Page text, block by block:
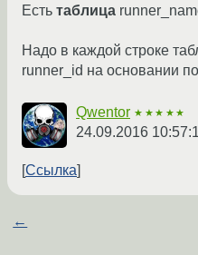
Есть таблица
Надо в каждой строке
runner_id на основании
Qwentor ★★★★★
24.09.2016
Ссылка
←